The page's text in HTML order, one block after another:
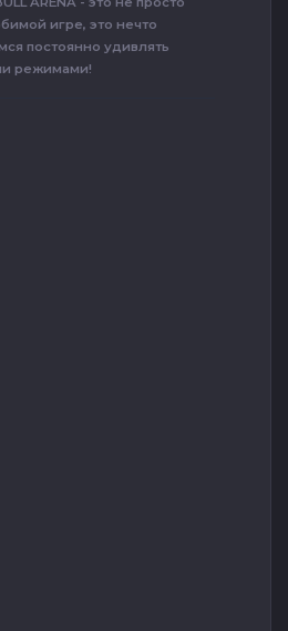
игре, это нечто
постоянно удивлять
режимами!